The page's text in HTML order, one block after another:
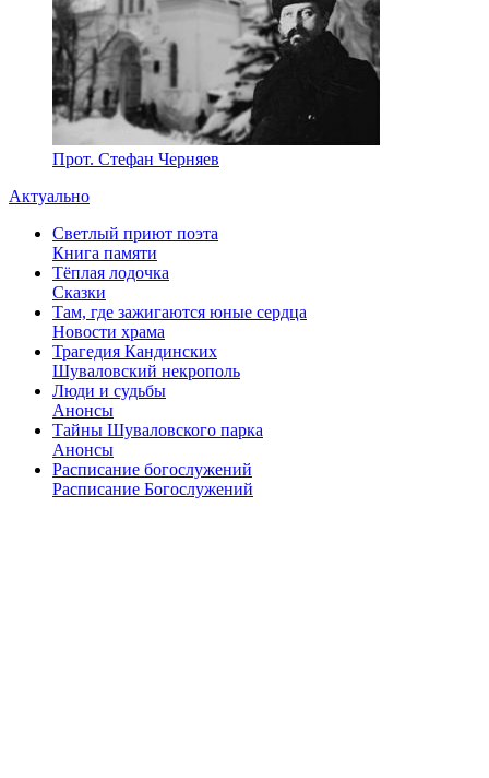
Прот. Стефан Черняев
Актуально
Светлый приют поэта
Книга памяти
Тёплая лодочка
Сказки
Там, где зажигаются юные сердца
Новости храма
Трагедия Кандинских
Шуваловский некрополь
Люди и судьбы
Анонсы
Тайны Шуваловского парка
Анонсы
Расписание богослужений
Расписание Богослужений